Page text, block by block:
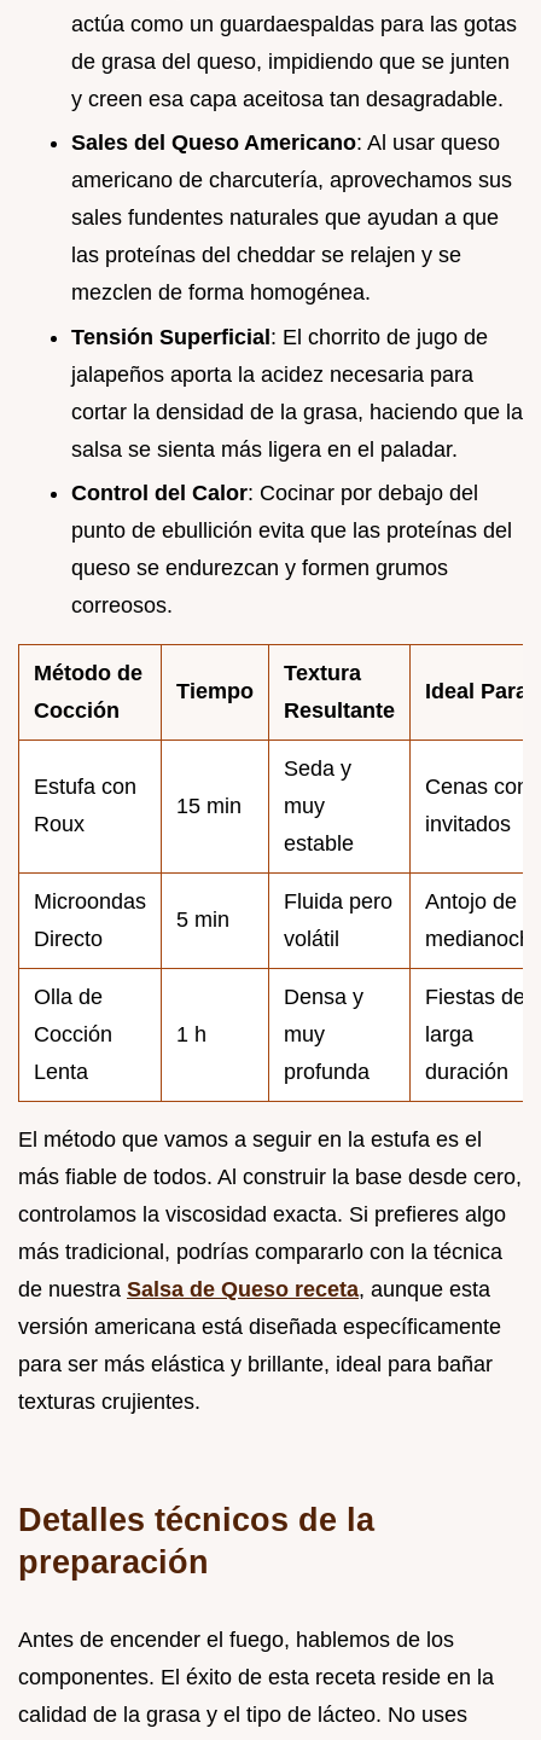
actúa como un guardaespaldas para las gotas
de grasa del queso, impidiendo que se junten
y creen esa capa aceitosa tan desagradable.
Sales del Queso Americano: Al usar queso
americano de charcutería, aprovechamos sus
sales fundentes naturales que ayudan a que
las proteínas del cheddar se relajen y se
mezclen de forma homogénea.
Tensión Superficial: El chorrito de jugo de
jalapeños aporta la acidez necesaria para
cortar la densidad de la grasa, haciendo que la
salsa se sienta más ligera en el paladar.
Control del Calor: Cocinar por debajo del
punto de ebullición evita que las proteínas del
queso se endurezcan y formen grumos
correosos.
Método de
Cocción
Tiempo
Textura
Resultante
Ideal Para
Estufa con
Roux
15 min
Seda y
muy
estable
Cenas con
invitados
Microondas
Directo
5 min
Fluida pero
volátil
Antojo de
Olla de
Cocción
Lenta
1 h
Densa y
muy
profunda
Fiestas de
larga
duración
El método que vamos a seguir en la estufa es el
más fiable de todos. Al construir la base desde cero,
controlamos la viscosidad exacta. Si prefieres algo
más tradicional, podrías compararlo con la técnica
de nuestra Salsa de Queso receta, aunque esta
versión americana está diseñada específicamente
para ser más elástica y brillante, ideal para bañar
texturas crujientes.
Detalles técnicos de la
preparación
Antes de encender el fuego, hablemos de los
componentes. El éxito de esta receta reside en la
calidad de la grasa y el tipo de lácteo. No uses